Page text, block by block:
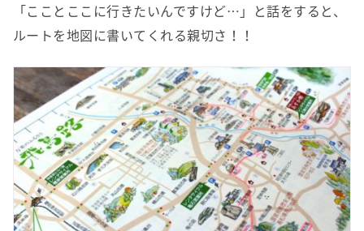
「こことここに行きたいんですけど… 」と話をすると、
ルートを地図に書いてくれる親切さ！！